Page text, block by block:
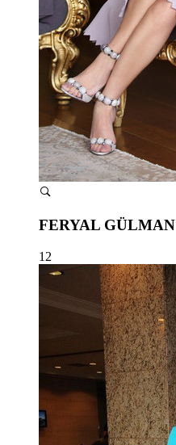
FERYAL GÜLMAN
12